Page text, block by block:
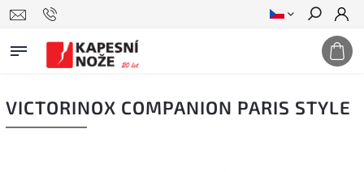
Hledat
VICTORINOX COMPANION PARIS STYLE